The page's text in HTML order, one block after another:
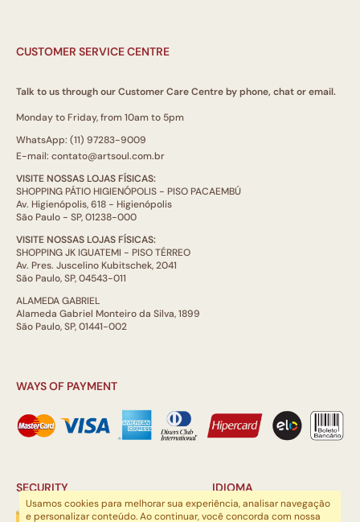
CUSTOMER SERVICE CENTRE
Talk to us through our Customer Care Centre by phone, chat or email.
Monday to Friday, from 10am to 5pm
WhatsApp: (11) 97283-9009
E-mail: contato@artsoul.com.br
VISITE NOSSAS LOJAS FÍSICAS:
SHOPPING PÁTIO HIGIENÓPOLIS - PISO PACAEMBÚ
Av. Higienópolis, 618 - Higienópolis
São Paulo - SP, 01238-000
VISITE NOSSAS LOJAS FÍSICAS:
SHOPPING JK IGUATEMI - PISO TÉRREO
Av. Pres. Juscelino Kubitschek, 2041
São Paulo, SP, 04543-011
ALAMEDA GABRIEL
Alameda Gabriel Monteiro da Silva, 1899
São Paulo, SP, 01441-002
WAYS OF PAYMENT
SECURITY IDIOMA
Usamos cookies para melhorar sua experiência, analisar navegação
e personalizar conteúdo. Ao continuar, você concorda com nossa